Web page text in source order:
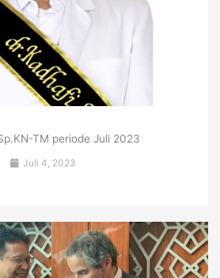
TM periode Juli 2023
Juli 4, 2023